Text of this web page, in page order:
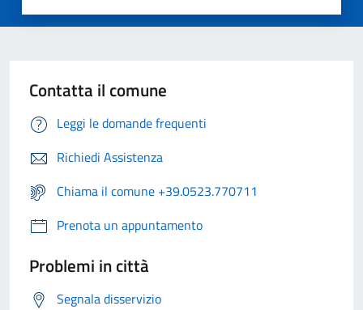
Contatta il comune
Leggi le domande frequenti
Richiedi Assistenza
Chiama il comune +39.0523.770711
Prenota un appuntamento
Problemi in città
Segnala disservizio